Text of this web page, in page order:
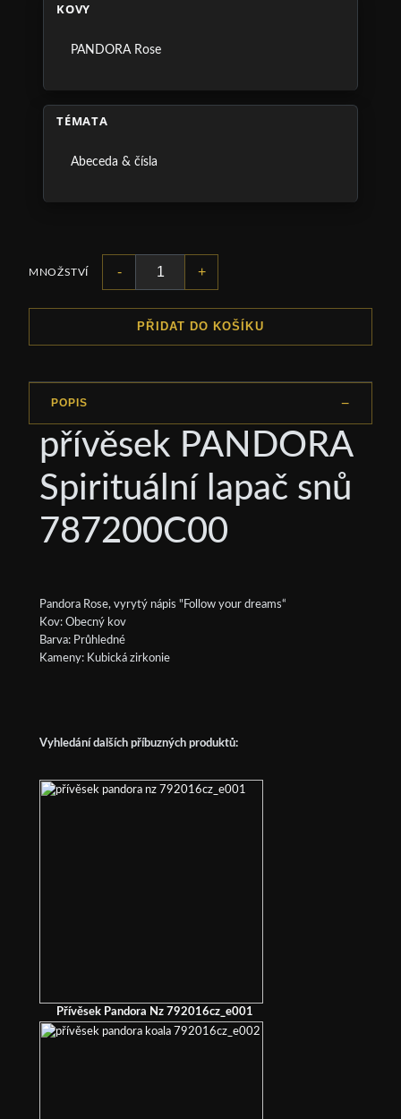
KOVY
PANDORA Rose
TÉMATA
Abeceda & čísla
MNOŽSTVÍ - +
PŘIDAT DO KOŠÍKU
POPIS
přívěsek PANDORA
Spirituální lapač snů
787200C00
Pandora Rose, vyrytý nápis "Follow your dreams“
Kov: Obecný kov
Barva: Průhledné
Kameny: Kubická zirkonie
Vyhledání dalších příbuzných produktů:
Přívěsek Pandora Nz 792016cz_e001